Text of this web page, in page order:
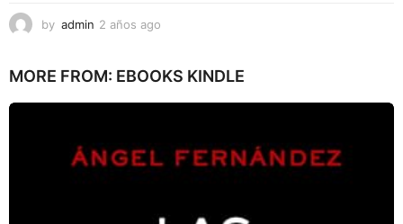
by admin 2 años ago
o
MORE FROM: EBOOKS KINDLE